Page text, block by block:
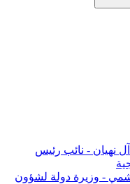
نهيان - نائب رئيس
- وزيرة دولة لشؤون